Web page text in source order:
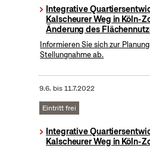
Integrative
Kalscheurer Weg in Köln-
Änderung des
Informieren Sie sich zur
Stellungnahme ab.
9.6. bis11.7.2022
Eintritt frei
Integrative
Kalscheurer Weg in Köln-